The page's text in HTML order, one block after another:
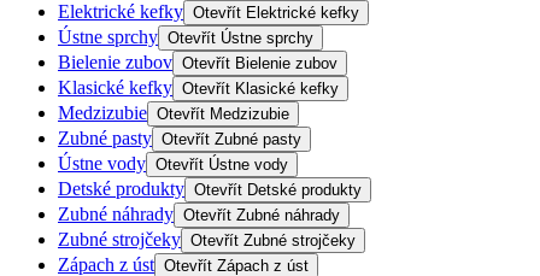
Elektrické kefky Otevřít Elektrické kefky
Ústne sprchy Otevřít Ústne sprchy
Bielenie zubov Otevřít Bielenie zubov
Klasické kefky Otevřít Klasické kefky
Medzizubie Otevřít Medzizubie
Zubné pasty Otevřít Zubné pasty
Ústne vody Otevřít Ústne vody
Detské produkty Otevřít Detské produkty
Zubné náhrady Otevřít Zubné náhrady
Zubné strojčeky Otevřít Zubné strojčeky
Zápach z úst Otevřít Zápach z úst